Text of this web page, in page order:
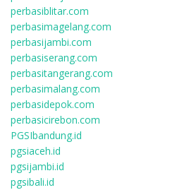
perbasiblitar.com
perbasimagelang.com
perbasijambi.com
perbasiserang.com
perbasitangerang.com
perbasimalang.com
perbasidepok.com
perbasicirebon.com
PGSIbandung.id
pgsiaceh.id
pgsijambi.id
pgsibali.id